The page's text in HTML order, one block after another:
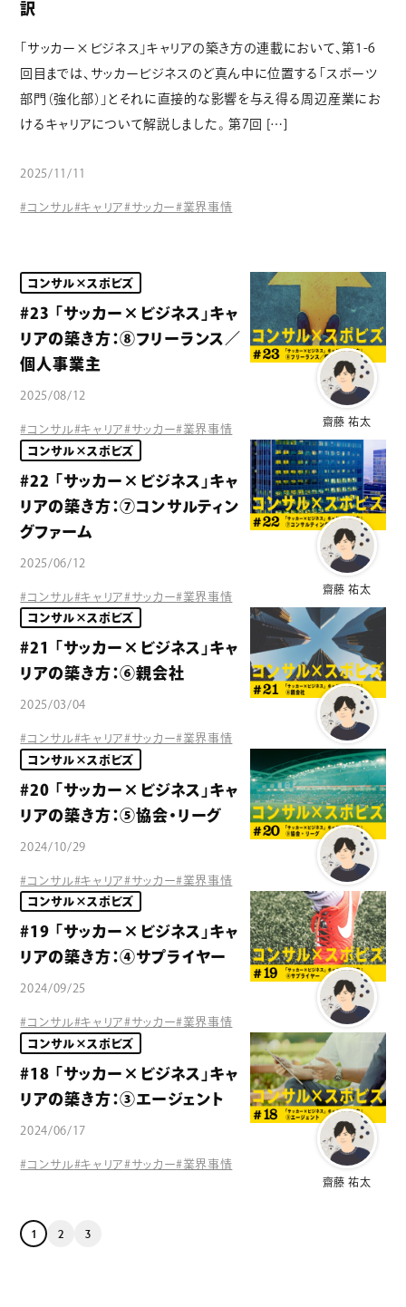
訳
「サッカー×ビジネス」キャリアの築き方の連載において、第1-6
回目までは、サッカービジネスのど真ん中に位置する「スポーツ
部門（強化部）」とそれに直接的な影響を与え得る周辺産業にお
けるキャリアについて解説しました。 第7回 […]
2025/11/11
#コンサル#キャリア#サッカー#業界事情
齋藤 祐太
コンサル×スポビズ
#23 「サッカー×ビジネス」キャ
リアの築き方：⑧フリーランス／
個人事業主
2025/08/12
#コンサル#キャリア#サッカー#業界事情
齋藤 祐太
コンサル×スポビズ
#22 「サッカー×ビジネス」キャ
リアの築き方：⑦コンサルティン
グファーム
2025/06/12
#コンサル#キャリア#サッカー#業界事情
齋藤 祐太
コンサル×スポビズ
#21 「サッカー×ビジネス」キャ
リアの築き方：⑥親会社
2025/03/04
#コンサル#キャリア#サッカー#業界事情
齋藤 祐太
コンサル×スポビズ
#20 「サッカー×ビジネス」キャ
リアの築き方：⑤協会・リーグ
2024/10/29
#コンサル#キャリア#サッカー#業界事情
齋藤 祐太
コンサル×スポビズ
#19 「サッカー×ビジネス」キャ
リアの築き方：④サプライヤー
2024/09/25
#コンサル#キャリア#サッカー#業界事情
齋藤 祐太
コンサル×スポビズ
#18 「サッカー×ビジネス」キャ
リアの築き方：③エージェント
2024/06/17
#コンサル#キャリア#サッカー#業界事情
1 2 3